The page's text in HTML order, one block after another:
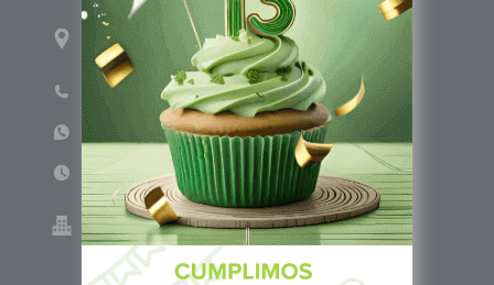
1ro Cll Pte, y 61 Av Nte, #3206, Local 9, San
Salvador Centro
Teléfono: +503 6986 1402
WhatsApp: +503 7687 3923
Lun - Vie 8:00am - 5:00pm
Green Know S.A de C.V - El Salvador 0614-
220118-102-0